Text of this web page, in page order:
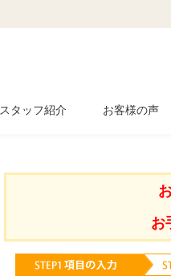
スタッフ紹介 お客様の声
お